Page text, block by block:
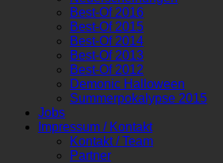
Best-Of 2016
Best-Of 2015
Best-Of 2014
Best-Of 2013
Best-Of 2012
Demonic Halloween
Summerpokalypse 2015
Jobs
Impressum / Kontakt
Kontakt / Team
Partner